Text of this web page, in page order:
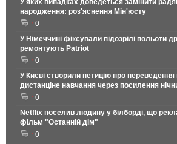
У яких випадках доведеться замінити
народження: роз'яснення Мін'юсту
0
У Німеччині фіксували підозрілі польоти
ремонтують Patriot
0
У Києві створили петицію про переведення
дистанціне навчання через посилення
0
Netflix поселив людину у білборді, що
фільм "Останній дім"
0